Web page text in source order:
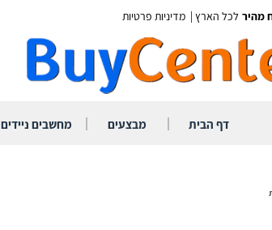
מהיר לכל הארץ | מדיניות פרטיות
דף הבית | מבצעים | מחשבים ניידים